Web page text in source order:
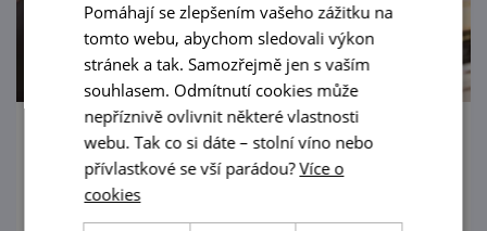
Národní soutěž vín Mikulovské vinařské
podoblasti
11. 9. — 13. 9. '26
Pomáhají se zlepšením vašeho zážitku na
tomto webu, abychom sledovali výkon
stránek a tak. Samozřejmě jen s vaším
souhlasem. Odmítnutí cookies může
nepříznivě ovlivnit některé vlastnosti
webu. Tak co si dáte – stolní víno nebo
přívlastkové se vší parádou?Více o
cookies